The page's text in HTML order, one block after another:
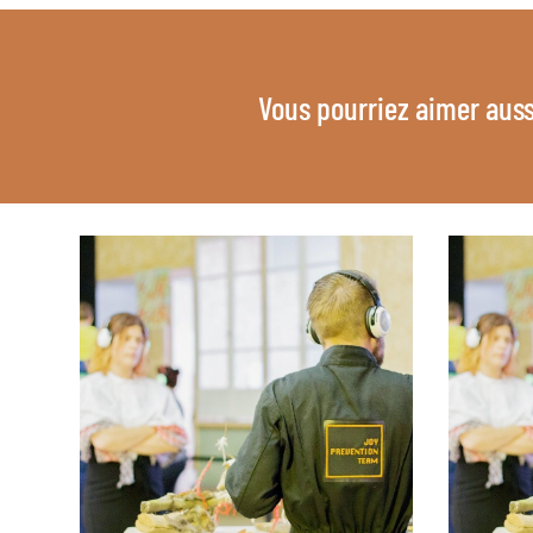
Vous pourriez aimer